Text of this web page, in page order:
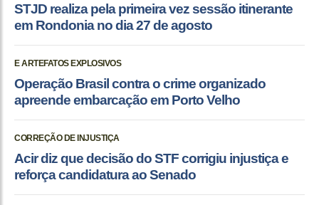
STJD realiza pela primeira vez sessão itinerante
em Rondonia no dia 27 de agosto
E ARTEFATOS EXPLOSIVOS
Operação Brasil contra o crime organizado
apreende embarcação em Porto Velho
CORREÇÃO DE INJUSTIÇA
Acir diz que decisão do STF corrigiu injustiça e
reforça candidatura ao Senado